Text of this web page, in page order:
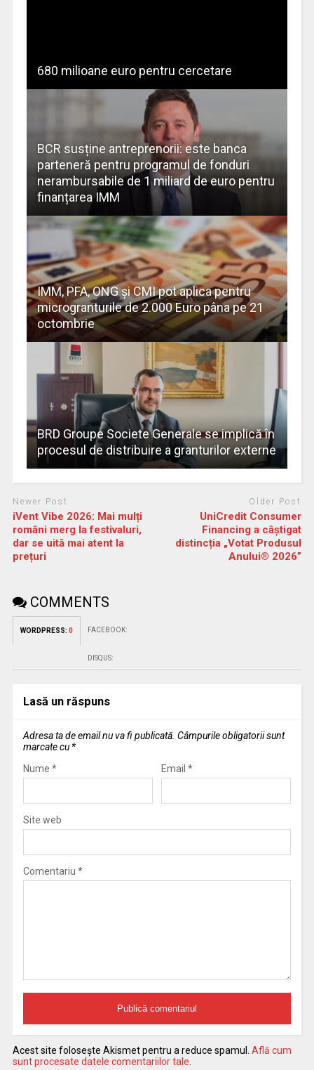
680 milioane euro pentru cercetare
BCR susține antreprenorii: este banca
parteneră pentru programul de fonduri
nerambursabile de 1 miliard de euro pentru
finanțarea IMM
IMM, PFA, ONG şi CMI pot aplica pentru
microgranturile de 2.000 Euro pâna pe 21
octombrie
BRD Groupe Societe Generale se implică în
procesul de distribuire a granturilor externe
Newer Post
iVent Vibe 2026: Mai mulți
români merg la festivaluri,
dar se uită mai atent la
prețuri
Older Post
UniCredit Consumer
Financing a câștigat
distincția „Votat Produsul
Anului® 2026”
COMMENTS
WORDPRESS: 0 FACEBOOK:
DISQUS:
Lasă un răspuns
Adresa ta de email nu va fi publicată. Câmpurile obligatorii sunt
marcate cu *
Nume * Email *
Site web
Comentariu *
Acest site folosește Akismet pentru a reduce spamul. Află cum
sunt procesate datele comentariilor tale